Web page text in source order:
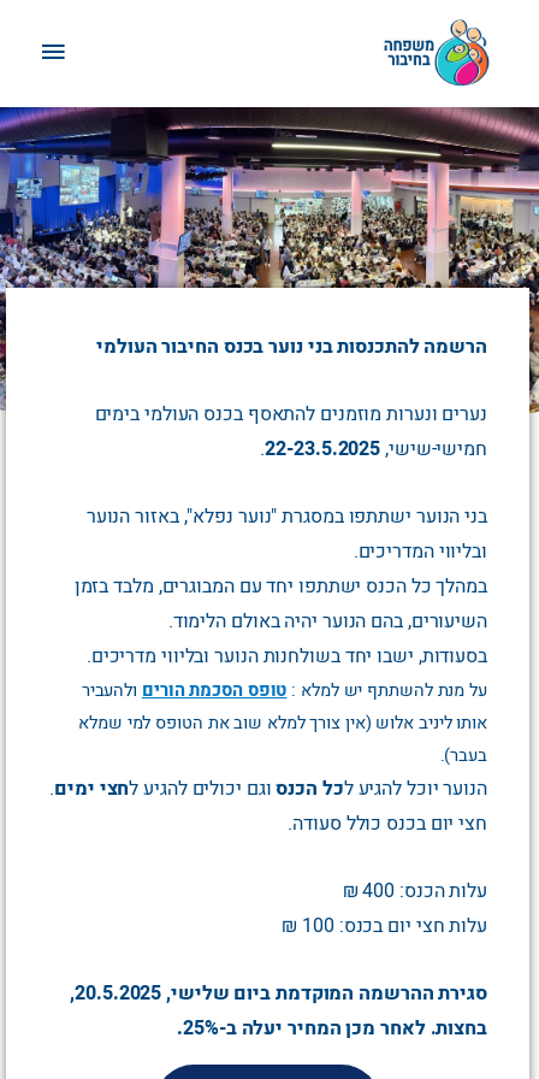
הרשמה להתכנסות בני נוער בכנס החיבור העולמי
נערים ונערות מוזמנים להתאסף בכנס העולמי בימים
חמישי-שישי,22-23.5.2025
.
בני הנוער ישתתפו במסגרת "נוער נפלא", באזור הנוער
ובליווי המדריכים.
במהלך כל הכנס ישתתפו יחד עם המבוגרים, מלבד בזמן
השיעורים, בהם הנוער יהיה באולם הלימוד.
בסעודות, ישבו יחד בשולחנות הנוער ובליווי מדריכים.
על מנת להשתתף יש למלא : טופס הסכמת הורים ולהעביר
אותו ליניב אלוש (אין צורך למלא שוב את הטופס למי שמלא
בעבר).
הנוער יוכל להגיע לכל הכנסוגם יכולים להגיע לחצי ימים.
חצי יום בכנס כולל סעודה.
עלות הכנס: 400 ₪
עלות חצי יום בכנס: 100 ₪
סגירת ההרשמה המוקדמת ביום שלישי, 20.5.2025,
בחצות. לאחר מכן המחיר יעלה ב-25%.